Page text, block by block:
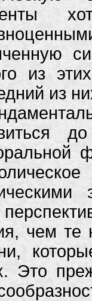
из
из
чем те
Это